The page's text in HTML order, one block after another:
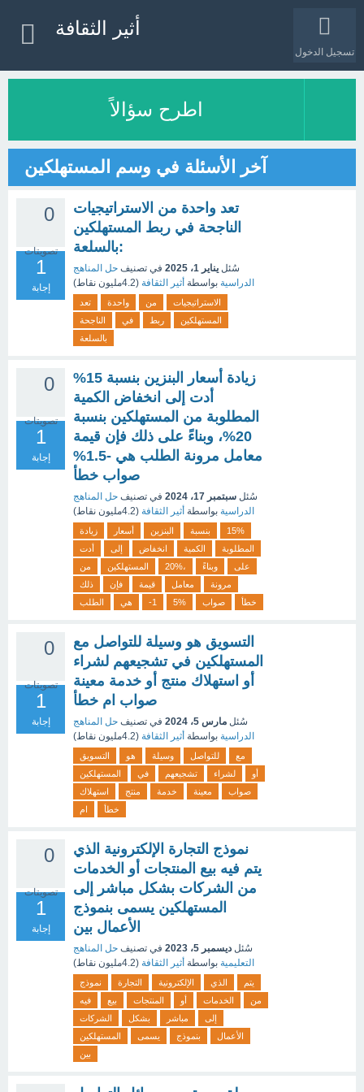
تسجيل الدخول
أثير الثقافة
اطرح سؤالاً
آخر الأسئلة في وسم المستهلكين
0
تصويتات
1
إجابة
تعد واحدة من الاستراتيجيات
الناجحة في ربط المستهلكين
بالسلعة:
سُئل يناير 1، 2025 في تصنيف حل المناهج
الدراسية بواسطة أثير الثقافة (4.2مليون نقاط)
تعد واحدة من
الاستراتيجيات
الناجحة
في ربط
المستهلكين
بالسلعة
0
تصويتات
1
إجابة
زيادة أسعار البنزين بنسبة 15%
أدت إلى انخفاض الكمية
المطلوبة من المستهلكين بنسبة
20%، وبناءً على ذلك فإن قيمة
معامل مرونة الطلب هي -1.5%
صواب خطأ
سُئل سبتمبر 17، 2024 في تصنيف حل المناهج
الدراسية بواسطة أثير الثقافة (4.2مليون نقاط)
زيادة أسعار البنزين بنسبة
15%
أدت
إلى انخفاض الكمية
المطلوبة
من
المستهلكين 20%، وبناءً
على
ذلك
فإن قيمة معامل
مرونة
الطلب
هي -1 5% صواب خطأ
0
تصويتات
1
إجابة
التسويق هو وسيلة للتواصل مع
المستهلكين في تشجيعهم لشراء
أو استهلاك منتج أو خدمة معينة
صواب ام خطأ
سُئل مارس 5، 2024 في تصنيف حل المناهج
الدراسية بواسطة أثير الثقافة (4.2مليون نقاط)
التسويق هو وسيلة للتواصل
مع
المستهلكين
في تشجيعهم لشراء
أو
استهلاك
منتج خدمة معينة
صواب
ام
خطأ
0
تصويتات
1
إجابة
نموذج التجارة الإلكترونية الذي
يتم فيه بيع المنتجات أو الخدمات
من الشركات بشكل مباشر إلى
المستهلكين يسمى بنموذج
الأعمال بين
سُئل ديسمبر 5، 2023 في تصنيف حل المناهج
التعليمية بواسطة أثير الثقافة (4.2مليون نقاط)
نموذج التجارة الإلكترونية الذي
يتم
فيه
بيع المنتجات أو الخدمات
من
الشركات
بشكل مباشر
إلى
المستهلكين
يسمى بنموذج
الأعمال
بين